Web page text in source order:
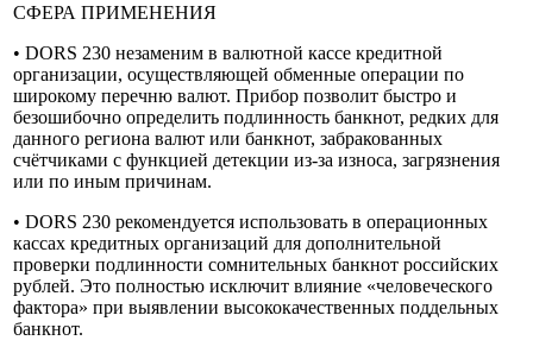
СФЕРА ПРИМЕНЕНИЯ
• DORS 230 незаменим в валютной кассе кредитной
организации, осуществляющей обменные операции по
широкому перечню валют. Прибор позволит быстро и
безошибочно определить подлинность банкнот, редких для
данного региона валют или банкнот, забракованных
счётчиками с функцией детекции из-за износа, загрязнения
или по иным причинам.
• DORS 230 рекомендуется использовать в операционных
кассах кредитных организаций для дополнительной
проверки подлинности сомнительных банкнот российских
рублей. Это полностью исключит влияние «человеческого
фактора» при выявлении высококачественных поддельных
банкнот.